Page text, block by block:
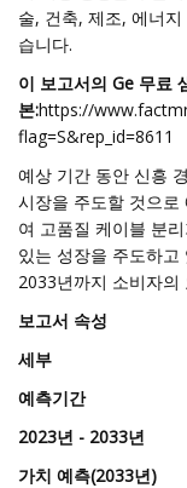
술, 건축, 제조, 에너
습니다.
이 보고서의 Ge 무료
본:https://
flag=S&rep_id=8611
예상 기간 동안 신흥
시장을 주도할 것으로
여 고품질 케이블 분
있는 성장을 주도하
2033년까지 소비자의
보고서 속성
세부
예측기간
2023년 - 2033년
가치 예측(2033년)